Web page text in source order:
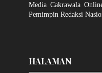
Media Cakrawala
Pemimpin Redaksi
HALAMAN